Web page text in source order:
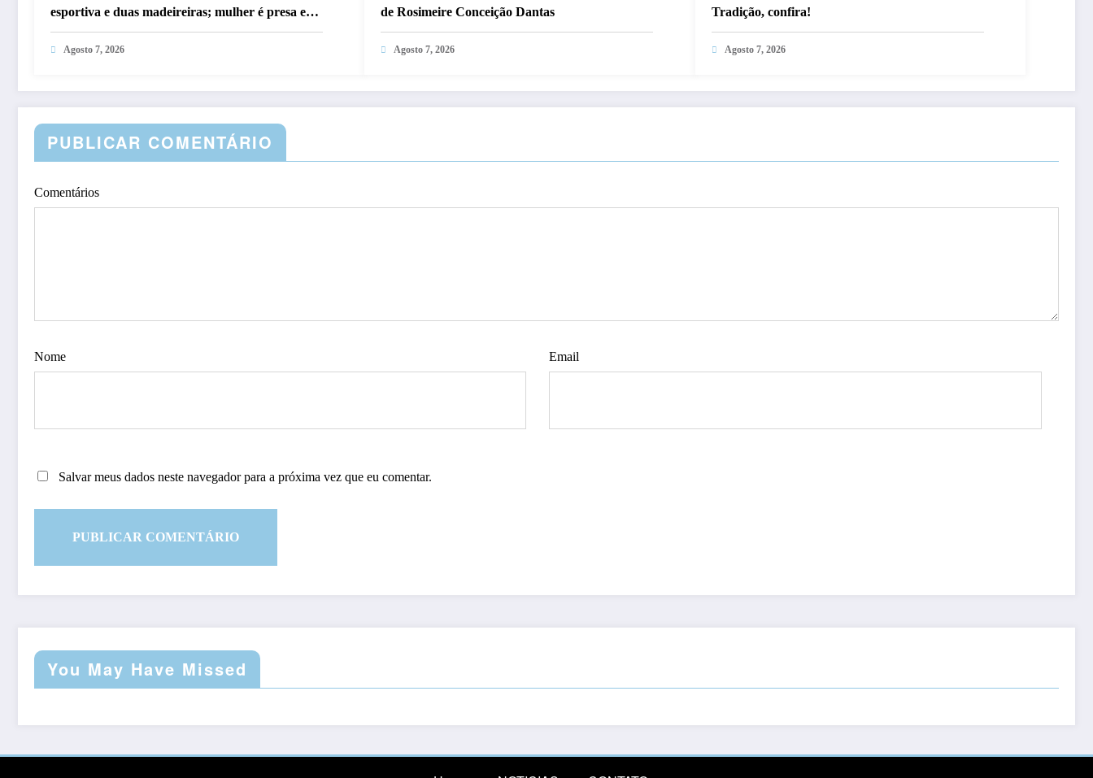
esportiva e duas madeireiras; mulher é presa em
Porto Velho
Agosto 7, 2026
de Rosimeire Conceição Dantas
Agosto 7, 2026
Tradição, confira!
Agosto 7, 2026
PUBLICAR COMENTÁRIO
Comentários
Nome Email
Salvar meus dados neste navegador para a próxima vez que eu comentar.
You May Have Missed